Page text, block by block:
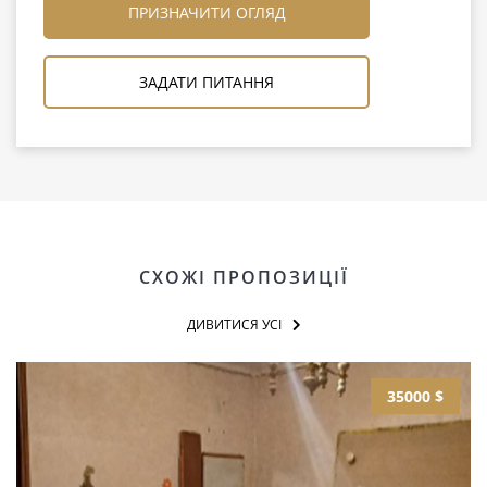
ПРИЗНАЧИТИ ОГЛЯД
ЗАДАТИ ПИТАННЯ
СХОЖІ ПРОПОЗИЦІЇ
ДИВИТИСЯ УСІ
35000 $